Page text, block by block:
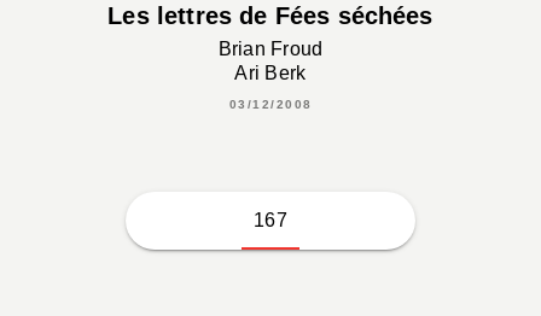
Les lettres de Fées séchées
Brian Froud
Ari Berk
03/12/2008
167